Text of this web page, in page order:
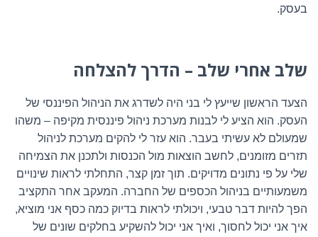
בעסק.
שלב אחרי שלב – הדרך להצלחה
הצעד הראשון שייעץ לי בני היה לשדרג את הניהול הפיננסי של
העסק. הוא הציע לי לבנות מערכת ניהול פיננסית מקיפה – משהו
שמעולם לא עשיתי בעבר. הוא עזר לי להקים מערכת לניהול
תזרים מזומנים, לחשב הוצאות מול הכנסות ולתכנן את הצמיחה
שלי על פי נתונים מדויקים. תוך זמן קצר, התחלתי לראות שינויים
משמעותיים בניהול הכספים של החברה. המעקב אחר התקציב
הפך להיות דבר טבעי, ויכולתי לראות בדיוק כמה כסף אני מוציא,
איך אני יכול לחסוך, ואיך אני יכול להשקיע בחלקים שונים של